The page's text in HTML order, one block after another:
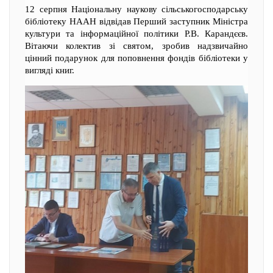
12 серпня Національну наукову сільськогосподарську
бібліотеку НААН відвідав Перший заступник Міністра
культури та інформаційної політики Р.В. Карандєєв.
Вітаючи колектив зі святом, зробив надзвичайно
цінний подарунок для поповнення фондів бібліотеки у
вигляді книг.